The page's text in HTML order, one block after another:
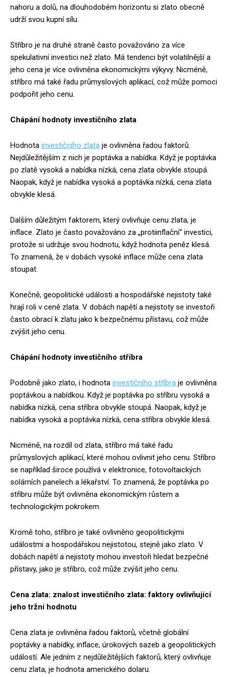
nahoru a dolů, na dlouhodobém horizontu si zlato obecně
udrží svou kupní sílu.
Stříbro je na druhé straně často považováno za více
spekulativní investici než zlato. Má tendenci být volatilnější a
jeho cena je více ovlivněna ekonomickými výkyvy. Nicméně,
stříbro má také řadu průmyslových aplikací, což může pomoci
podpořit jeho cenu.
Chápání hodnoty investičního zlata
Hodnota investičního zlata je ovlivněna řadou faktorů.
Nejdůležitějším z nich je poptávka a nabídka. Když je poptávka
po zlatě vysoká a nabídka nízká, cena zlata obvykle stoupá.
Naopak, když je nabídka vysoká a poptávka nízká, cena zlata
obvykle klesá.
Dalším důležitým faktorem, který ovlivňuje cenu zlata, je
inflace. Zlato je často považováno za „protiinflační“ investici,
protože si udržuje svou hodnotu, když hodnota peněz klesá.
To znamená, že v dobách vysoké inflace může cena zlata
stoupat.
Konečně, geopolitické události a hospodářské nejistoty také
hrají roli v ceně zlata. V dobách napětí a nejistoty se investoři
často obrací k zlatu jako k bezpečnému přístavu, což může
zvýšit jeho cenu.
Chápání hodnoty investičního stříbra
Podobně jako zlato, i hodnota investičního stříbra je ovlivněna
poptávkou a nabídkou. Když je poptávka po stříbru vysoká a
nabídka nízká, cena stříbra obvykle stoupá. Naopak, když je
nabídka vysoká a poptávka nízká, cena stříbra obvykle klesá.
Nicméně, na rozdíl od zlata, stříbro má také řadu
průmyslových aplikací, které mohou ovlivnit jeho cenu. Stříbro
se například široce používá v elektronice, fotovoltaických
solárních panelech a lékařství. To znamená, že poptávka po
stříbru může být ovlivněna ekonomickým růstem a
technologickým pokrokem.
Kromě toho, stříbro je také ovlivněno geopolitickými
událostmi a hospodářskou nejistotou, stejně jako zlato. V
dobách napětí a nejistoty mohou investoři hledat bezpečné
přístavy, jako je stříbro, což může zvýšit jeho cenu.
Cena zlata: znalost investičního zlata: faktory ovlivňující
jeho tržní hodnotu
Cena zlata je ovlivněna řadou faktorů, včetně globální
poptávky a nabídky, inflace, úrokových sazeb a geopolitických
událostí. Ale jedním z nejdůležitějších faktorů, který ovlivňuje
cenu zlata, je hodnota amerického dolaru.